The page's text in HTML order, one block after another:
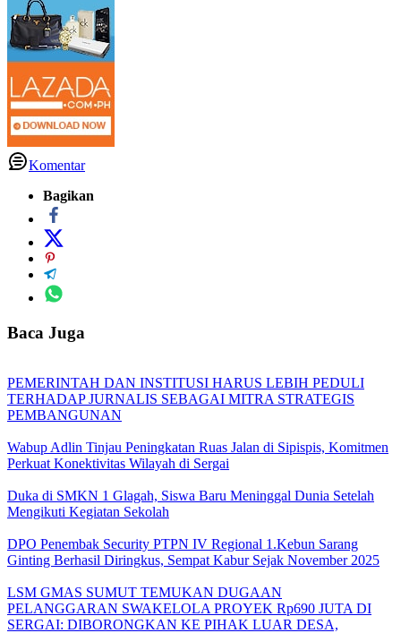
Komentar
Bagikan
Baca Juga
PEMERINTAH DAN INSTITUSI HARUS LEBIH PEDULI
TERHADAP JURNALIS SEBAGAI MITRA STRATEGIS
PEMBANGUNAN
Wabup Adlin Tinjau Peningkatan Ruas Jalan di Sipispis, Komitmen
Perkuat Konektivitas Wilayah di Sergai
Duka di SMKN 1 Glagah, Siswa Baru Meninggal Dunia Setelah
Mengikuti Kegiatan Sekolah
DPO Penembak Security PTPN IV Regional 1.Kebun Sarang
Ginting Berhasil Diringkus, Sempat Kabur Sejak November 2025
LSM GMAS SUMUT TEMUKAN DUGAAN
PELANGGARAN SWAKELOLA PROYEK Rp690 JUTA DI
SERGAI: DIBORONGKAN KE PIHAK LUAR DESA,